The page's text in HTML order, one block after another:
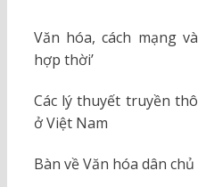
Văn hóa, cách mạng
hợp thời’
Các lý thuyết truyền
ở Việt Nam
Bàn về Văn hóa dân chủ